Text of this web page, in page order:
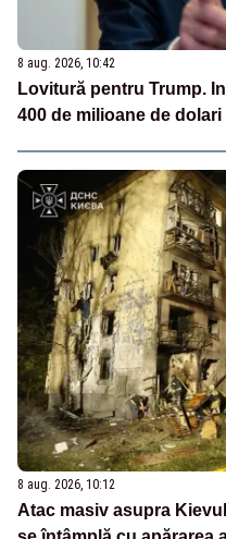
8 aug. 2026, 10:42
Lovitură pentru Trump.
400 de milioane de
8 aug. 2026, 10:12
Atac masiv asupra